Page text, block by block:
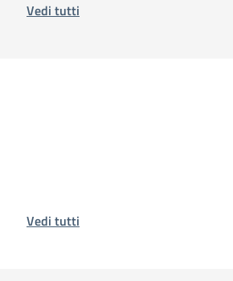
Vedi tutti
Vedi tutti